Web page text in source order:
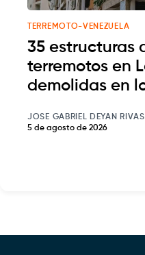
TERREMOTO-VENEZUELA
35 estructuras
terremotos en
demolidas en
JOSE GABRIEL DEYAN RIVAS
5 de agosto de 2026